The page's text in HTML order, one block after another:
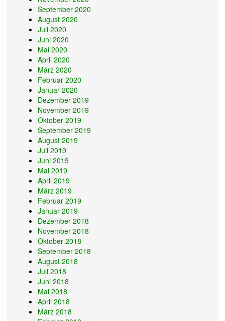
September 2020
August 2020
Juli 2020
Juni 2020
Mai 2020
April 2020
März 2020
Februar 2020
Januar 2020
Dezember 2019
November 2019
Oktober 2019
September 2019
August 2019
Juli 2019
Juni 2019
Mai 2019
April 2019
März 2019
Februar 2019
Januar 2019
Dezember 2018
November 2018
Oktober 2018
September 2018
August 2018
Juli 2018
Juni 2018
Mai 2018
April 2018
März 2018